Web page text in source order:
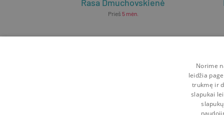
užduočių
Rasa Dmuchovskienė
Prieš 5 mėn.
Norime
leidžia
trukmę ir
slapukai